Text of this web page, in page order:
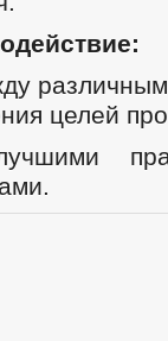
целей